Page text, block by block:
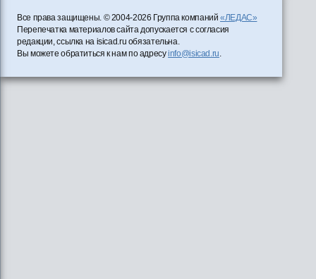
Все права защищены. © 2004-2026 Группа компаний«ЛЕДАС»
Перепечатка материалов сайта допускается с согласия
редакции, ссылка на isicad.ru обязательна.
Вы можете обратиться к нам по адресуinfo@isicad.ru.